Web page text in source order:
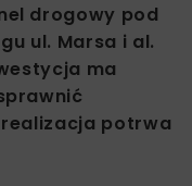
drogowy pod
ul. Marsa i al.
ma
potrwa